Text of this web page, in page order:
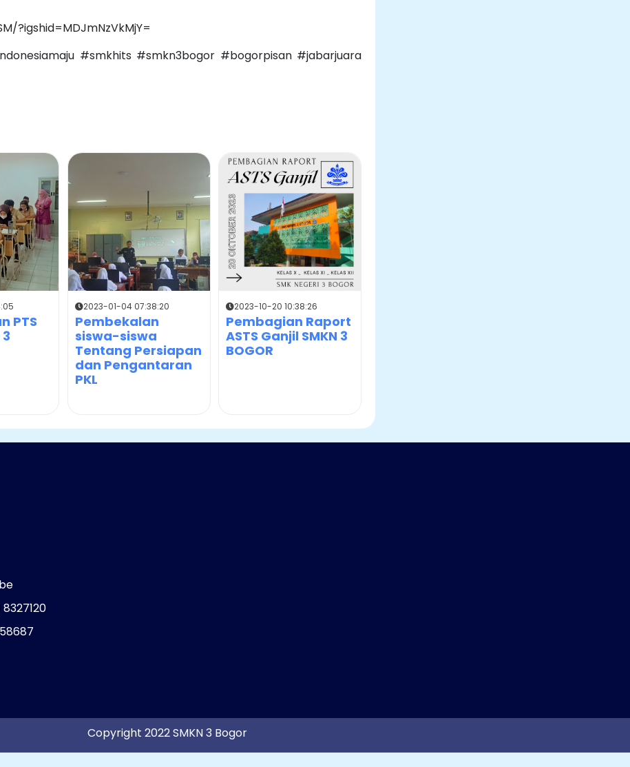
?igshid=MDJmNzVkMjY=
#smkhits #smkn3bogor #bogorpisan #jabarjuara
PTS
2023-01-04 07:38:20
Pembekalan
siswa-siswa
Tentang Persiapan
dan Pengantaran
PKL
2023-10-20 10:38:26
Pembagian Raport
ASTS Ganjil SMKN 3
BOGOR
Copyright 2022 SMKN 3 Bogor